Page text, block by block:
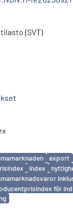
(SVT)
export
index
för